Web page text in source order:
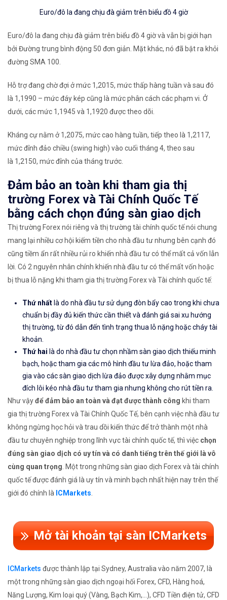
Euro/đô la đang chịu đà giảm trên biểu đồ 4 giờ
Euro/đô la đang chịu đà giảm trên biểu đồ 4 giờ và vẫn bị giới hạn
bởi Đường trung bình động 50 đơn giản. Mặt khác, nó đã bật ra khỏi
đường SMA 100.
Hỗ trợ đang chờ đợi ở mức 1,2015, mức thấp hàng tuần và sau đó
là 1,1990 – mức đáy kép cũng là mức phân cách các phạm vi. Ở
dưới, các mức 1,1945 và 1,1920 được theo dõi.
Kháng cự nằm ở 1,2075, mức cao hàng tuần, tiếp theo là 1,2117,
mức đỉnh đảo chiều (swing high) vào cuối tháng 4, theo sau
là 1,2150, mức đỉnh của tháng trước.
Đảm bảo an toàn khi tham gia thị
trường Forex và Tài Chính Quốc Tế
bằng cách chọn đúng sàn giao dịch
Thị trường Forex nói riêng và thị trường tài chính quốc tế nói chung
mang lại nhiều cơ hội kiếm tiền cho nhà đầu tư nhưng bên cạnh đó
cũng tiềm ẩn rất nhiều rủi ro khiến nhà đầu tư có thể mất cả vốn lẫn
lời. Có 2 nguyên nhân chính khiến nhà đầu tư có thể mất vốn hoặc
bị thua lỗ nặng khi tham gia thị trường Forex và Tài chính quốc tế:
Thứ nhất là do nhà đầu tư sử dụng đòn bẩy cao trong khi chưa
chuẩn bị đầy đủ kiến thức cần thiết và đánh giá sai xu hướng
thị trường, từ đó dẫn đến tình trạng thua lỗ nặng hoặc cháy tài
khoản.
Thứ hai là do nhà đầu tư chọn nhầm sàn giao dịch thiếu minh
bạch, hoặc tham gia các mô hình đầu tư lừa đảo, hoặc tham
gia vào các sàn giao dịch lừa đảo được xây dựng nhằm mục
đích lôi kéo nhà đầu tư tham gia nhưng không cho rút tiền ra.
Như vậyđể đảm bảo an toàn và đạt được thành công khi tham
gia thị trường Forex và Tài Chính Quốc Tế, bên cạnh việc nhà đầu tư
không ngừng học hỏi và trau dồi kiến thức để trở thành một nhà
đầu tư chuyên nghiệp trong lĩnh vực tài chính quốc tế, thì việc chọn
đúng sàn giao dịch có uy tín và có danh tiếng trên thế giới là vô
cùng quan trọng. Một trong những sàn giao dịch Forex và tài chính
quốc tế được đánh giá là uy tín và minh bạch nhất hiện nay trên thế
giới đó chính là ICMarkets.
Mở tài khoản tại sàn ICMarkets
ICMarkets được thành lập tại Sydney, Australia vào năm 2007, là
một trong những sàn giao dịch ngoại hối Forex, CFD, Hàng hoá,
Năng Lượng, Kim loại quý (Vàng, Bạch Kim,...), CFD Tiền điện tử, CFD